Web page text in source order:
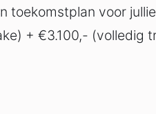
toekomstplan voor
+ €3.100,- (volledig